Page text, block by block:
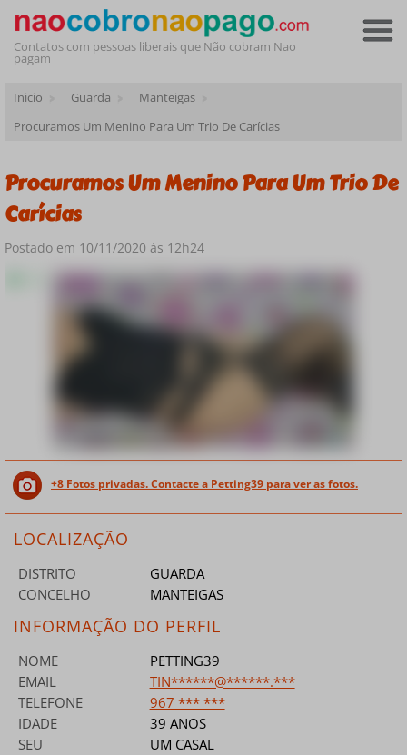
Contatos com pessoas liberais que Não cobram Nao
pagam
Inicio Guarda
Manteigas
Procuramos Um Menino Para Um Trio De Carícias
Procuramos Um Menino Para Um Trio De
Carícias
Postado em 10/11/2020 às 12h24
+8 Fotos privadas. Contacte a Petting39 para ver as fotos.
LOCALIZAÇÃO
DISTRITO
GUARDA
CONCELHO
MANTEIGAS
INFORMAÇÃO DO PERFIL
NOME
PETTING39
EMAIL
TIN******@******.***
TELEFONE
967 *** ***
IDADE
39 ANOS
SEU
UM CASAL